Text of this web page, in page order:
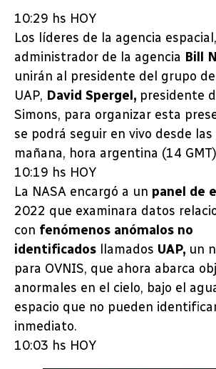
10:29 hs HOY
Los líderes de la agencia
administrador de la agencia Bill
unirán al presidente del grupo
UAP, David Spergel, presidente
Simons, para organizar esta
se podrá seguir en vivo desde
mañana, hora argentina (14 GMT)
10:19 hs HOY
La NASA encargó a un panel de
2022 que examinara datos
con fenómenos anómalos no
identificados llamados UAP, un
para OVNIS, que ahora abarca
anormales en el cielo, bajo el
espacio que no pueden
inmediato.
10:03 hs HOY